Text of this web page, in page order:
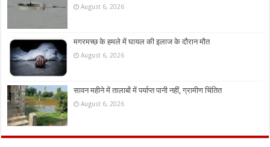
August 6, 2026
मगरमच्छ के हमले में घायल की इलाज के दौरान मौत
August 6, 2026
सावन महीने में तालाबों में पर्याप्त पानी नहीं, ग्रामीण चिंतित
August 6, 2026